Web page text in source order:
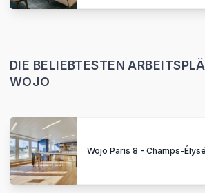
DIE BELIEBTESTEN
WOJO
Wojo Paris 8 - Champs-